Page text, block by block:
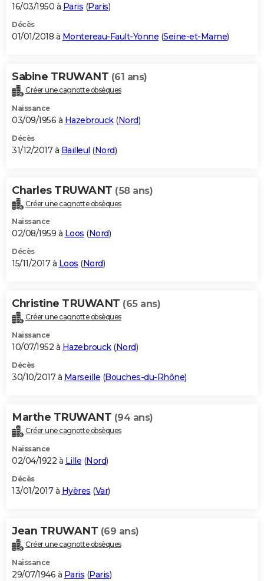
16/03/1950 à Paris (Paris)
Décès
01/01/2018 à Montereau-Fault-Yonne (Seine-et-Marne)
Sabine TRUWANT (61 ans)
Créer une cagnotte obsèques
Naissance
03/09/1956 à Hazebrouck(Nord)
Décès
31/12/2017 à Bailleul (Nord)
Charles TRUWANT (58 ans)
Créer une cagnotte obsèques
Naissance
02/08/1959 à Loos (Nord)
Décès
15/11/2017 à Loos (Nord)
Christine TRUWANT (65 ans)
Créer une cagnotte obsèques
Naissance
10/07/1952 à Hazebrouck(Nord)
Décès
30/10/2017 à Marseille (Bouches-du-Rhône)
Marthe TRUWANT (94 ans)
Créer une cagnotte obsèques
Naissance
02/04/1922 à Lille (Nord)
Décès
13/01/2017 à Hyères (Var)
Jean TRUWANT (69 ans)
Créer une cagnotte obsèques
Naissance
29/07/1946 à Paris (Paris)